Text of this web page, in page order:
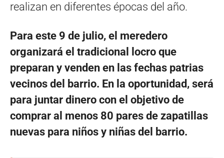
realizan en diferentes épocas del año.
Para este 9 de julio, el meredero
organizará el tradicional locro que
preparan y venden en las fechas patrias
vecinos del barrio. En la oportunidad, será
para juntar dinero con el objetivo de
comprar al menos 80 pares de zapatillas
nuevas para niños y niñas del barrio.